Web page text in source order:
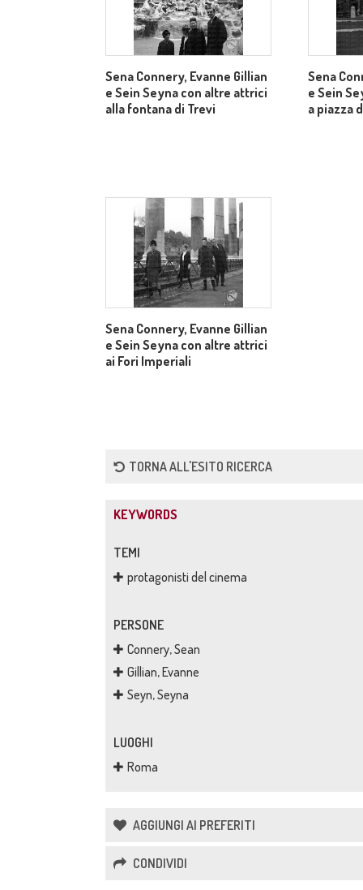
Sena Connery, Evanne Gillian
e Sein Seyna con altre attrici
alla fontana di Trevi
Sena
e Sein
a piazza
Sena Connery, Evanne Gillian
e Sein Seyna con altre attrici
ai Fori Imperiali
TORNA ALL'ESITO RICERCA
KEYWORDS
TEMI
protagonisti del cinema
PERSONE
Connery, Sean
Gillian, Evanne
Seyn, Seyna
LUOGHI
Roma
AGGIUNGI AI PREFERITI
CONDIVIDI